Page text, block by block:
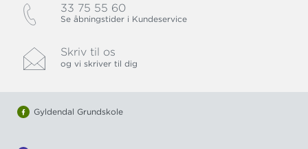
33 75 55 60
Se åbningstider i Kundeservice
Skriv til os
og vi skriver til dig
Gyldendal Grundskole